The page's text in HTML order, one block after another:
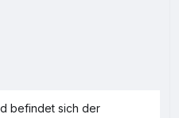
befindet sich der